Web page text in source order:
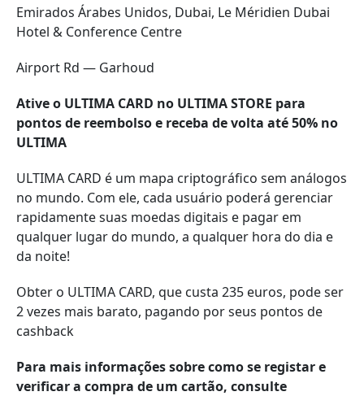
Emirados Árabes Unidos, Dubai, Le Méridien Dubai
Hotel & Conference Centre
Airport Rd — Garhoud
Ative o ULTIMA CARD no ULTIMA STORE para
pontos de reembolso e receba de volta até 50% no
ULTIMA
ULTIMA CARD é um mapa criptográfico sem análogos
no mundo. Com ele, cada usuário poderá gerenciar
rapidamente suas moedas digitais e pagar em
qualquer lugar do mundo, a qualquer hora do dia e
da noite!
Obter o ULTIMA CARD, que custa 235 euros, pode ser
2 vezes mais barato, pagando por seus pontos de
cashback
Para mais informações sobre como se registar e
verificar a compra de um cartão, consulte